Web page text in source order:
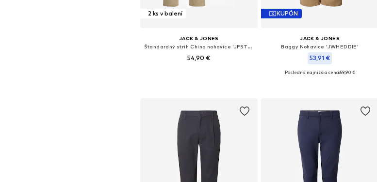
2 ks v balení
JACK & JONES
Štandardný strih Chino nohavice 'JPSTKane Dave'
54,90 €
KUPÓN
JACK & JONES
Baggy Nohavice 'JWHEDDIE'
53,91 €
Dostupné v mnohých veľkostiach
Posledná najnižšia cena:59,90 €